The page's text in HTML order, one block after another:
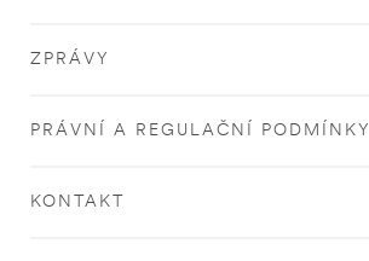
ZPRÁVY
PRÁVNÍ A REGULAČNÍ PODMÍNKY
KONTAKT